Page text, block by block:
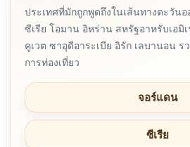
ประเทศที่มักถูกพูดถึงในเส้นทางตะวัน
ซีเรีย โอมาน อิหร่าน สหรัฐอาหรับเอมิ
คูเวต ซาอุดีอาระเบีย อิรัก เลบานอน ร
การท่องเที่ยว
จอร์แดน
ซีเรีย